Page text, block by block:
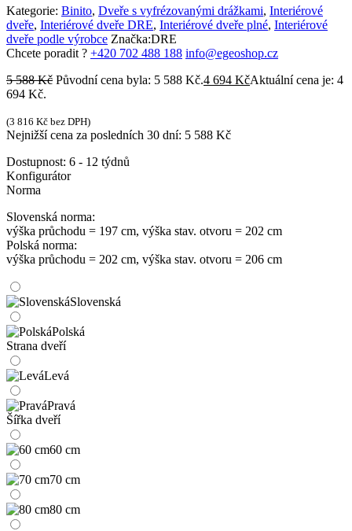
Kategorie: Binito, Dveře s vyfrézovanými drážkami, Interiérové
dveře, Interiérové dveře DRE, Interiérové dveře plné, Interiérové
dveře podle výrobce Značka:DRE
Chcete poradit ? +420 702 488 188 info@egeoshop.cz
5 588Kč Původní cena byla: 5 588 Kč.4 694 KčAktuální cena je: 4
694 Kč.
(3 816 Kč bez DPH)
Nejnižší cena za posledních 30 dní: 5 588 Kč
Dostupnost: 6 - 12 týdnů
Konfigurátor
Norma
Slovenská norma:
výška průchodu = 197 cm, výška stav. otvoru = 202 cm
Polská norma:
výška průchodu = 202 cm, výška stav. otvoru = 206 cm
Slovenská
Polská
Strana dveří
Levá
Pravá
Šířka dveří
60 cm
70 cm
80 cm